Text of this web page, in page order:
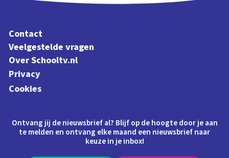
Contact
Veelgestelde vragen
Over Schooltv.nl
Privacy
Cookies
Ontvang jij de nieuwsbrief al? Blijf op de hoogte door je aan
te melden en ontvang elke maand een nieuwsbrief naar
keuze in je inbox!